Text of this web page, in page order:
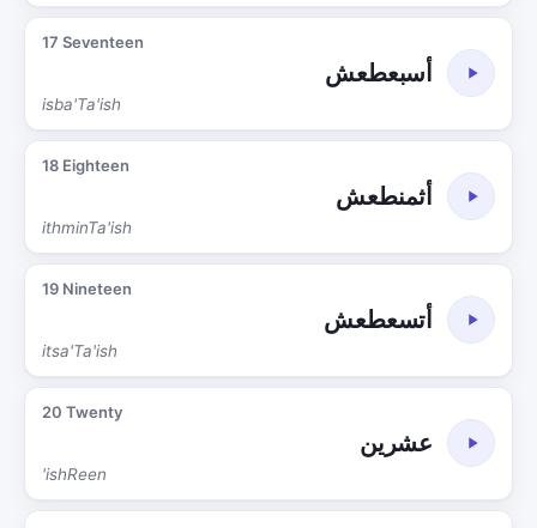
17 Seventeen
أسبعطعش
isba'Ta'ish
18 Eighteen
أثمنطعش
ithminTa'ish
19 Nineteen
أتسعطعش
itsa'Ta'ish
20 Twenty
عشرين
'ishReen